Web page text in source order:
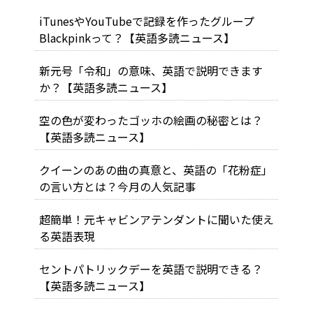
iTunesやYouTubeで記録を作ったグループ
Blackpinkって？【英語多読ニュース】
新元号「令和」の意味、英語で説明できます
か？【英語多読ニュース】
空の色が変わったゴッホの絵画の秘密とは？
【英語多読ニュース】
クイーンのあの曲の真意と、英語の「花粉症」
の言い方とは？今月の人気記事
超簡単！元キャビンアテンダントに聞いた使え
る英語表現
セントパトリックデーを英語で説明できる？
【英語多読ニュース】